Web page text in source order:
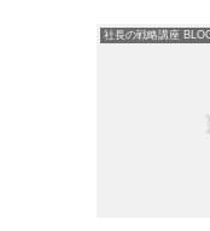
う状態に陥っ
社長の戦略講座